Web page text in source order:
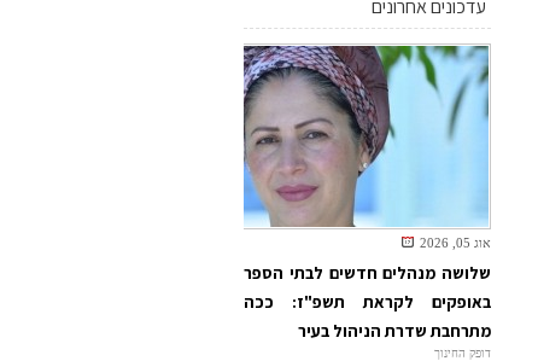
עדכונים אחרונים
אוג 05, 2026
שלושה מנהלים חדשים לבתי הספר
באופקים לקראת תשפ"ז: ככה
מתרחבת שדרת הניהול בעיר
דופק החינוך